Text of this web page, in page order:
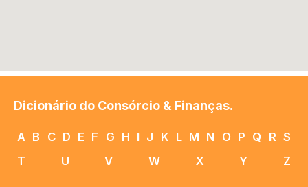
Dicionário do Consórcio & Finanças.
A B C D E F G H I J K L M N O P Q R S
T
U V W X Y Z